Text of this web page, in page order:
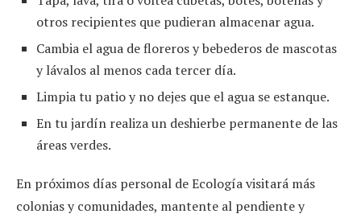
otros recipientes que pudieran almacenar agua.
Cambia el agua de floreros y bebederos de mascotas
y lávalos al menos cada tercer día.
Limpia tu patio y no dejes que el agua se estanque.
En tu jardín realiza un deshierbe permanente de las
áreas verdes.
En próximos días personal de Ecología visitará más
colonias y comunidades, mantente al pendiente y